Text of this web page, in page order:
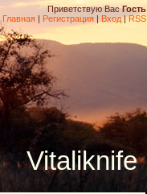
Приветствую Вас Гость
Главная | Регистрация | Вход|RSS
Vitaliknife